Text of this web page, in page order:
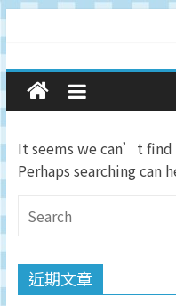
Skip
to
content
廣
告
與
市
場
It seems we can’t
Perhaps searching can
近期文章